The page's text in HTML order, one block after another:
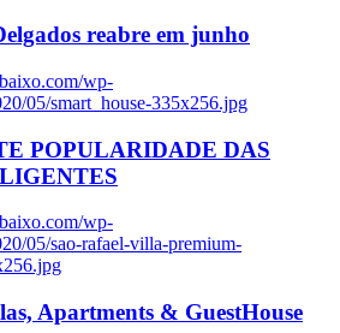
reabre em junho
wp-
05/smart_house-335x256.jpg
POPULARIDADE DAS
wp-
05/sao-rafael-villa-premium-
Apartments & GuestHouse